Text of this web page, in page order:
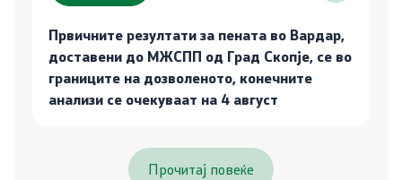
Првичните резултати за пената во Вардар,
доставени до МЖСПП од Град Скопје, се во
границите на дозволеното, конечните
анализи се очекуваат на 4 август
Прочитај повеќе